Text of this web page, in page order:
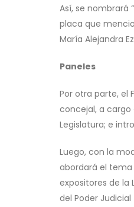
Así, se nombrará
placa que
María Alejandra
Paneles
Por otra parte, el
concejal, a cargo
Legislatura; e
Luego, con la
abordará el tema
expositores de la
del Poder